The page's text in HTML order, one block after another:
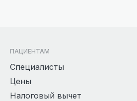
ПАЦИЕНТАМ
Специалисты
Цены
Налоговый вычет